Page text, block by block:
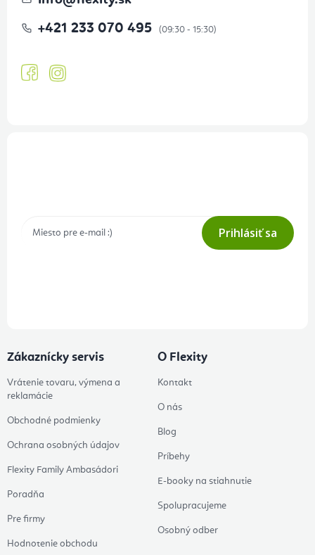
+421 233 070 495
Prihlásiť sa
Zákaznícky servis
Vrátenie tovaru, výmena a
reklamácie
Obchodné podmienky
Ochrana osobných údajov
Flexity Family Ambasádori
Poradňa
Pre firmy
Hodnotenie obchodu
O Flexity
Kontakt
O nás
Blog
Príbehy
E-booky na stiahnutie
Spolupracujeme
Osobný odber